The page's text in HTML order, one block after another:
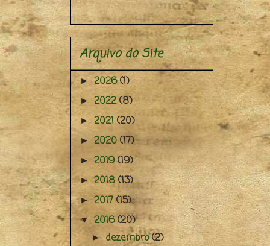
Arquivo do Site
► 2026(1)
► 2022(8)
► 2021(20)
► 2020 (17)
► 2019(19)
►2018 (13)
►2017(15)
▼ 2016(20)
► dezembro(2)